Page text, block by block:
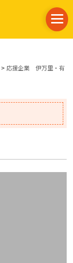
> 応援企業 伊万里・有